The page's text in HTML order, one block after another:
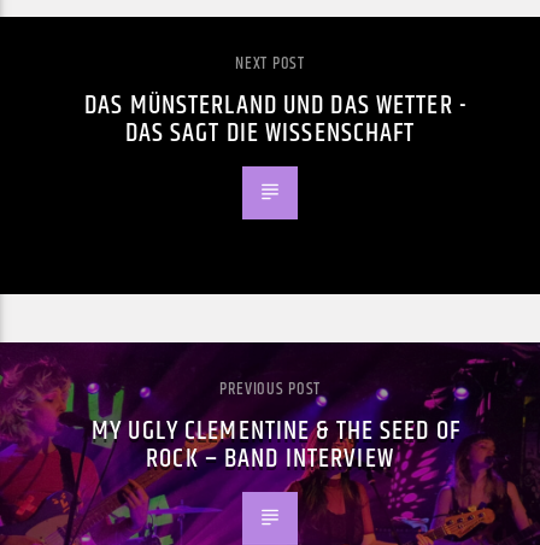
NEXT POST
DAS MÜNSTERLAND UND DAS WETTER -
DAS SAGT DIE WISSENSCHAFT
PREVIOUS POST
MY UGLY CLEMENTINE & THE SEED OF
ROCK – BAND INTERVIEW